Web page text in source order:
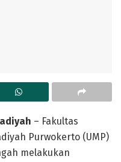
– Fakultas
Purwokerto (UMP)
melakukan